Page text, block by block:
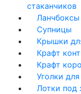
стаканчиков
Ланчбоксы
Супницы
Крышки
Крафт
Крафт
Уголки
Лотки под